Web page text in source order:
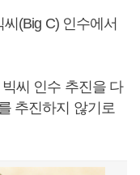
(Big C) 인수에서
씨 인수 추진을 다
추진하지 않기로